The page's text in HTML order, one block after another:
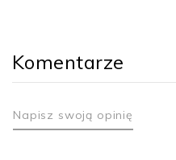
Komentarze
Napisz swoją opinię